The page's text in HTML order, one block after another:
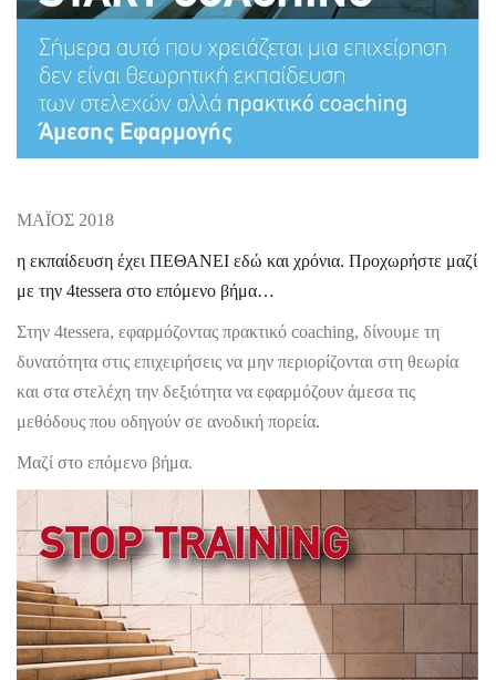
ΜΑΪΟΣ 2018
η εκπαίδευση έχει ΠΕΘΑΝΕΙ εδώ και χρόνια. Προχωρήστε μαζί
με την 4tessera στο επόμενο βήμα…
Στην 4tessera, εφαρμόζοντας πρακτικό coaching, δίνουμε τη
δυνατότητα στις επιχειρήσεις να μην περιορίζονται στη θεωρία
και στα στελέχη την δεξιότητα να εφαρμόζουν άμεσα τις
μεθόδους που οδηγούν σε ανοδική πορεία.
Μαζί στο επόμενο βήμα.